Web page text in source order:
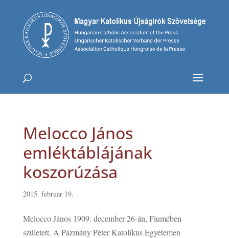
Melocco János
emléktáblájának
koszorúzása
2015. február 19.
Melocco János 1909. december 26-án, Fiumében
született. A Pázmány Péter Katolikus Egyetemen